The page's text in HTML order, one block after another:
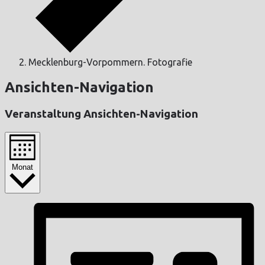
Mecklenburg-Vorpommern. Fotografie
Ansichten-Navigation
Veranstaltung Ansichten-Navigation
Monat